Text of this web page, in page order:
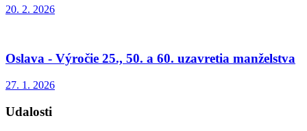
20. 2. 2026
Oslava - Výročie 25., 50. a 60. uzavretia manželstva
27. 1. 2026
Udalosti